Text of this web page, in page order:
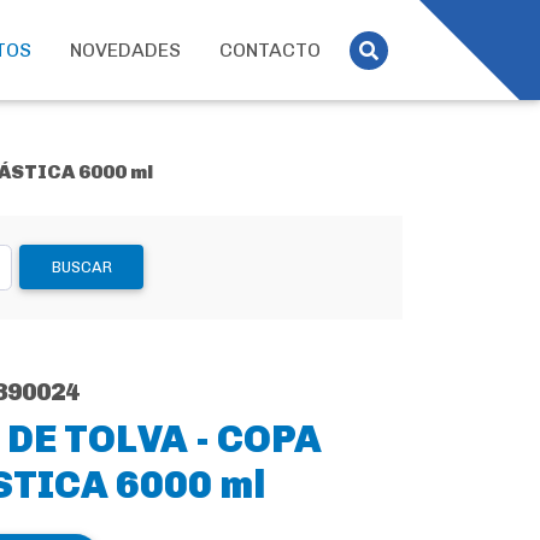
NOVEDADES CONTACTO
6000 ml
BUSCAR
TOLVA - COPA
6000 ml